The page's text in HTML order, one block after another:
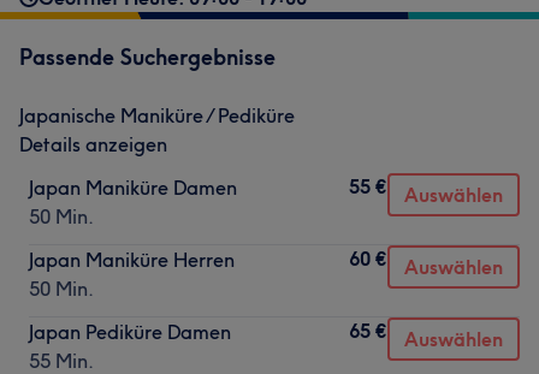
Passende Suchergebnisse
Japanische Maniküre / Pediküre
Details anzeigen
Japan Maniküre Damen
50 Min.
55 € Auswählen
Japan Maniküre Herren
50 Min.
60 € Auswählen
Japan Pediküre Damen
55 Min.
65 € Auswählen